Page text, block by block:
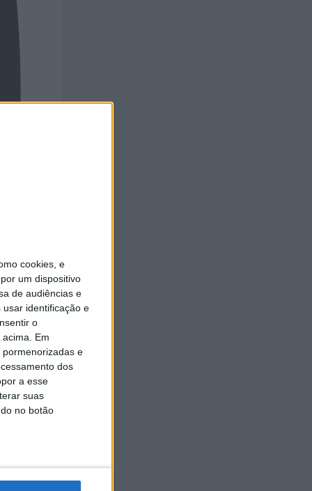
cookies, e
um dispositivo
de audiências e
identificação e
o
Em
e
dos
a esse
suas
no botão